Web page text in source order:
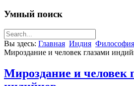
Умный поиск
Вы здесь: Главная Индия
Мироздание и человек глазами
Мироздание и человек